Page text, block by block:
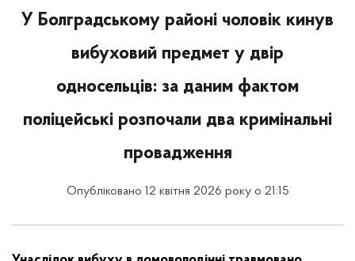
У Болградському районі чоловік кинув
вибуховий предмет у двір
односельців: за даним фактом
поліцейські розпочали два кримінальні
провадження
Опубліковано 12 квітня 2026 року о 21:15